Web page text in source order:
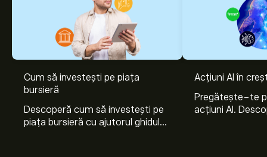
Cum să investești pe piața
bursieră
Descoperă cum să investești pe
piața bursieră cu ajutorul ghidului
Acțiuni AI în
Pregătește-te
acțiuni AI.
Prețul actual al acțiunilor SFD este 25.23‎$‎.